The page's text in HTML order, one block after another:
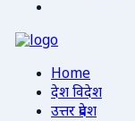
Home
देश विदेश
उत्तर प्रदेश